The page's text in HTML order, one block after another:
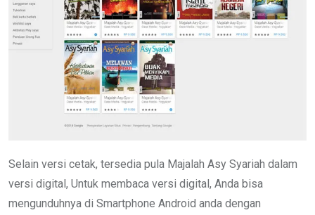
Selain versi cetak, tersedia pula Majalah Asy Syariah dalam
versi digital, Untuk membaca versi digital, Anda bisa
mengunduhnya di Smartphone Android anda dengan